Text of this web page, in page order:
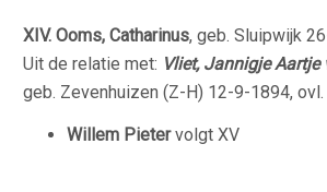
XIV. Ooms, Catharinus, geb. Sluipwijk
Uit de relatie met: Vliet, Jannigje Aartje
geb. Zevenhuizen (Z-H) 12-9-1894,
Willem Pietervolgt XV